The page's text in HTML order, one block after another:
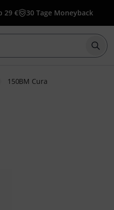
29 € 30 Tage Moneyback
150BM Cura